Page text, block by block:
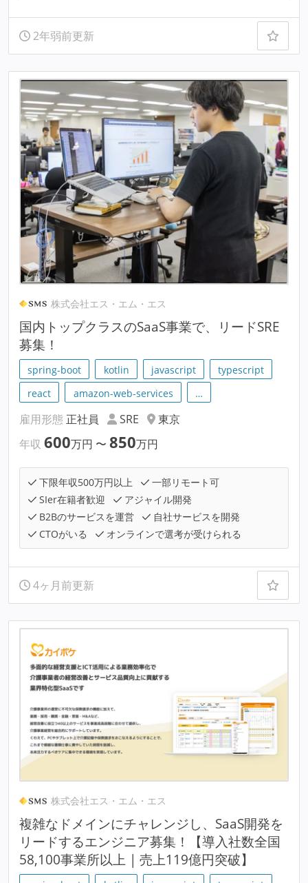
2年弱前更新
株式会社エス・エム・エス
国内トップクラスのSaaS事業で、リードSRE
募集！
spring-boot kotlin javascript
typescript
react
amazon-web-services …
雇用形態 正社員 SRE
東京
年収 600万円 〜 850万円
下限年収500万円以上
一部リモート可
SIer在籍者歓迎
アジャイル開発
B2Bのサービスを運営
自社サービスを開発
CTOがいる
オンラインで選考が受けられる
4ヶ月前更新
株式会社エス・エム・エス
複雑なドメインにチャレンジし、SaaS開発を
リードするエンジニア募集！【導入社数全国
58,100事業所以上 | 売上119億円突破】